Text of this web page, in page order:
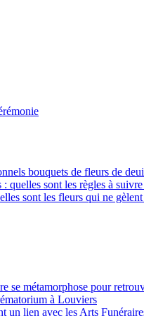
bouquets de fleurs de
quelles sont les règles à
sont les fleurs qui ne gèlent
se métamorphose pour
à Louviers
un lien avec les Arts